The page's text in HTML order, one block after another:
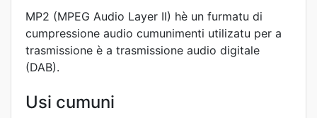
MP2 (MPEG Audio Layer II) hè un furmatu di
cumpressione audio cumunimenti utilizatu per a
trasmissione è a trasmissione audio digitale
(DAB).
Usi cumuni